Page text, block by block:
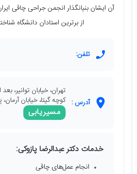
آن ایشان بنیانگذار انجمن جراحی چاقی
از برترین استادان دانشگاه
تلفن:
آدرس :
تهران، خیابان توانیر،
کوچه گیتا، خیابان آرمان،
مسیریابی
خدمات دکتر عبدالرضا پازوکی:
انجام عمل‌های چاقی